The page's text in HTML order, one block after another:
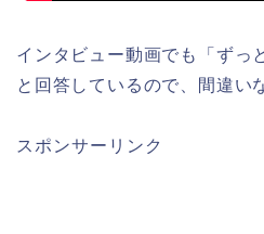
インタビュー動画でも「ずっ
と回答しているので、間違い
スポンサーリンク